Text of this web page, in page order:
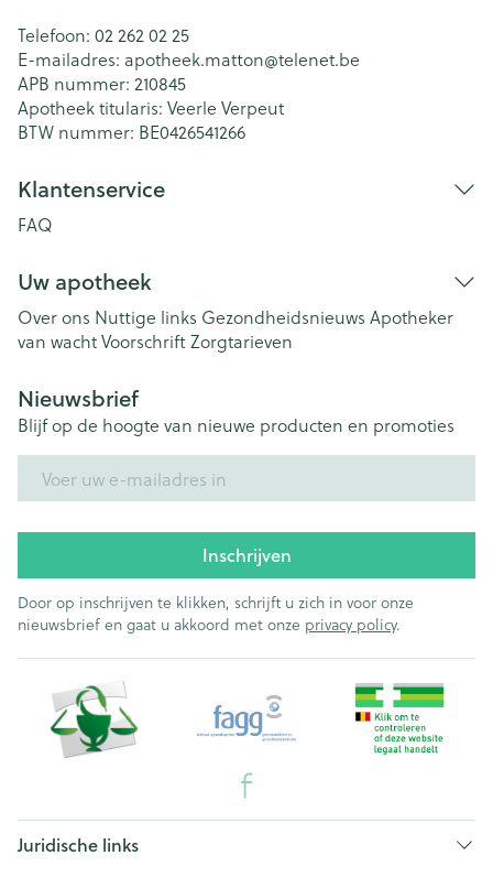
Telefoon: 02 262 02 25
E-mailadres: apotheek.matton@telenet.be
APB nummer: 210845
Apotheek titularis: Veerle Verpeut
BTW nummer: BE0426541266
Klantenservice
FAQ
Uw apotheek
Over ons Nuttige links Gezondheidsnieuws Apotheker
van wachtVoorschriftZorgtarieven
Nieuwsbrief
Blijf op de hoogte van nieuwe producten en promoties
Inschrijven
Door op inschrijven te klikken, schrijft u zich in voor onze
nieuwsbrief en gaat u akkoord met onze privacy policy.
Juridische links